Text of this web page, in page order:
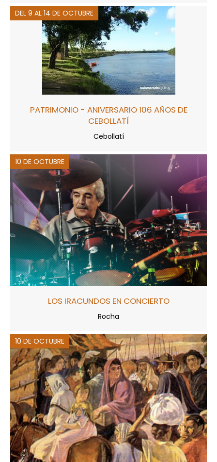
DEL 9 AL 14 DE OCTUBRE
PATRIMONIO - ANIVERSARIO 106 AÑOS DE
CEBOLLATÍ
Cebollatí
10 DE OCTUBRE
LOS IRACUNDOS EN CONCIERTO
Rocha
10 DE OCTUBRE